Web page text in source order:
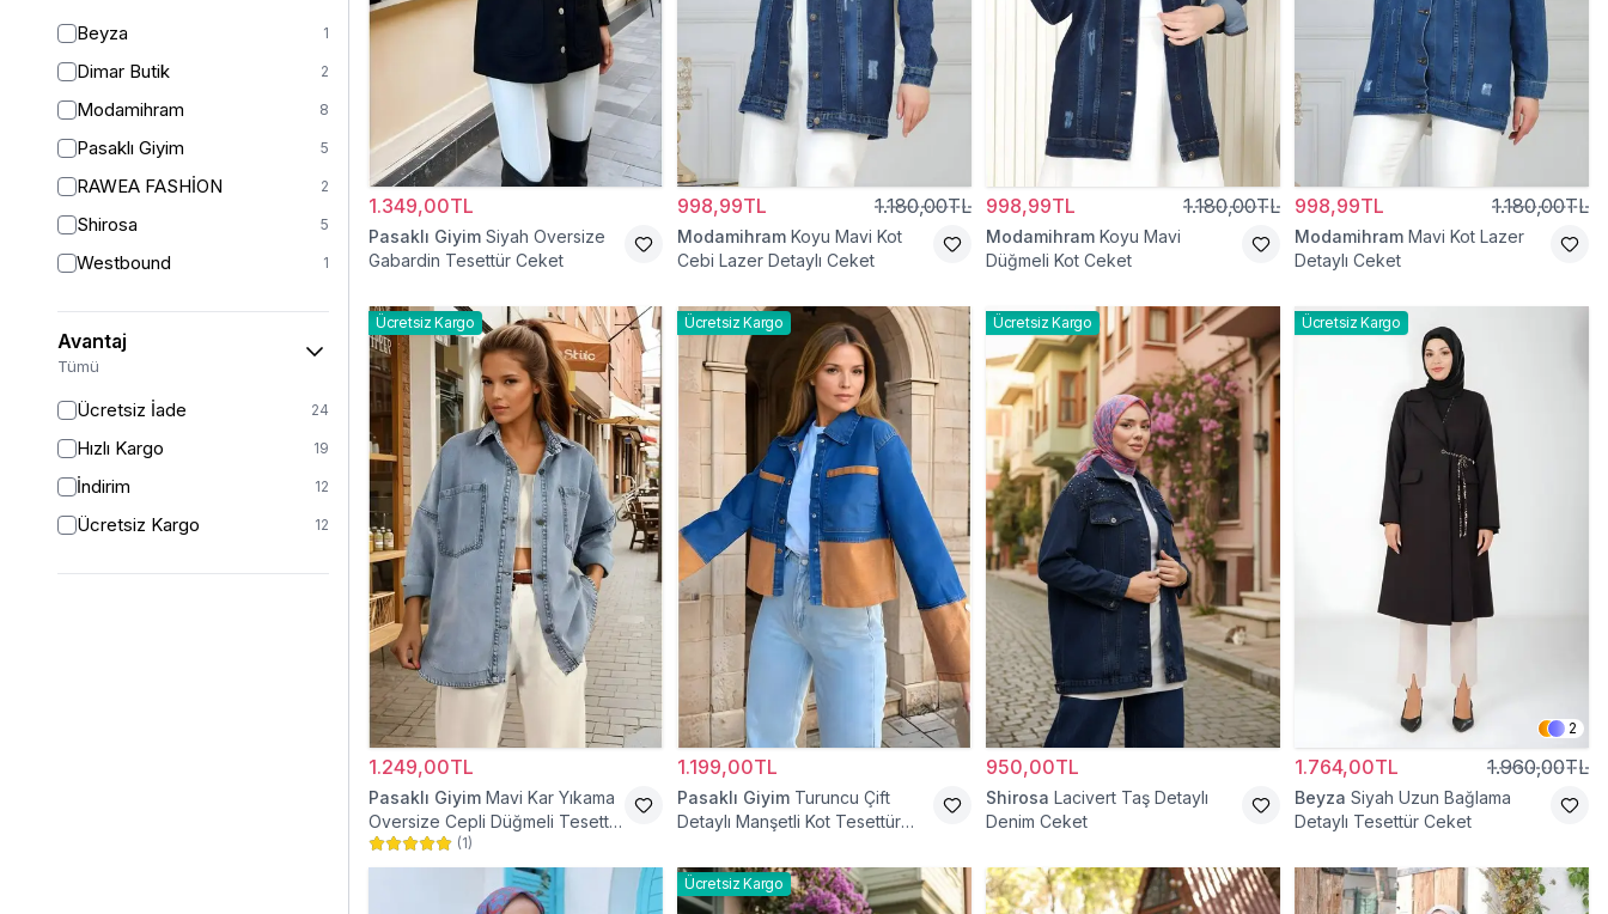
Beyza 1
Dimar Butik 2
Modamihram 8
Pasaklı Giyim 5
RAWEA FASHİON 2
Shirosa 5
Westbound 1
Avantaj
Tümü
Ücretsiz İade 24
Hızlı Kargo 19
İndirim 12
Ücretsiz Kargo 12
1.349,00TL
Pasaklı Giyim Siyah Oversize
Gabardin Tesettür Ceket
998,99TL 1.180,00TL
Modamihram Koyu Mavi Kot
Cebi Lazer Detaylı Ceket
998,99TL 1.180,00TL
Modamihram Koyu Mavi
Düğmeli Kot Ceket
998,99TL 1.180,00TL
Modamihram Mavi Kot Lazer
Detaylı Ceket
Ücretsiz Kargo
1.249,00TL
Pasaklı Giyim Mavi Kar Yıkama
Oversize Cepli Düğmeli Tesettür
Gömlek Ceket
(1)
Ücretsiz Kargo
1.199,00TL
Pasaklı Giyim Turuncu Çift
Detaylı Manşetli Kot Tesettür
Ücretsiz Kargo
950,00TL
Shirosa Lacivert Taş Detaylı
Denim Ceket
Ücretsiz Kargo
2
1.764,00TL 1.960,00TL
Beyza Siyah Uzun Bağlama
Detaylı Tesettür Ceket
Ücretsiz Kargo